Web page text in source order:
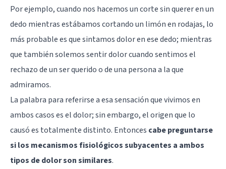
Por ejemplo, cuando nos hacemos un corte sin querer en un
dedo mientras estábamos cortando un limón en rodajas, lo
más probable es que sintamos dolor en ese dedo; mientras
que también solemos sentir dolor cuando sentimos el
rechazo de un ser querido o de una persona a la que
admiramos.
La palabra para referirse a esa sensación que vivimos en
ambos casos es el dolor; sin embargo, el origen que lo
causó es totalmente distinto. Entonces cabe preguntarse
si los mecanismos fisiológicos subyacentes a ambos
tipos de dolor son similares.